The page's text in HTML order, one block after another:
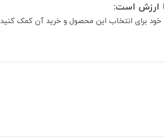
ارزش است:
خود برای انتخاب این محصول و خرید آن کمک کنید